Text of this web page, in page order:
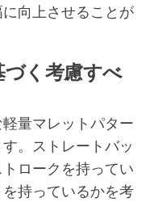
向上させることが
く考慮すべ
量マレットパター
。ストレートバッ
ロークを持ってい
持っているかを考